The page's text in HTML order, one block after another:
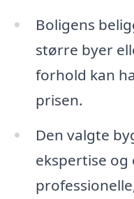
Boligens
større byer
forhold kan
prisen.
Den valgte
ekspertise og